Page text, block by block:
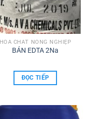
HÓA CHẤT NÔNG NGHIỆP
BÁN EDTA 2Na
ĐỌC TIẾP